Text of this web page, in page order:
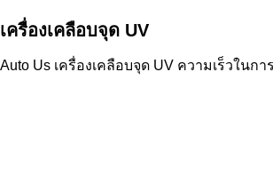
เครื่องเคลือบจุด UV
Auto Us เครื่องเคลือบจุด UV ความเร็วในกา